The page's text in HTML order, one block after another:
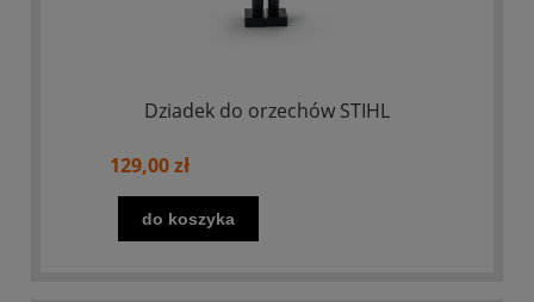
Dziadek do orzechów STIHL
129,00 zł
do koszyka